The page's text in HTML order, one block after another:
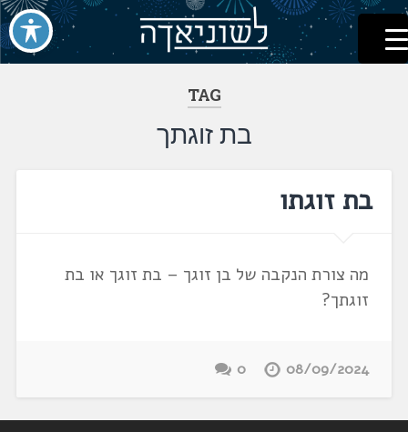
דלג
לתוכן
לשוניאדה
עברית. לשון. שפה
TAG
בת זוגתך
בת זוגתו
מה צורת הנקבה של בן זוגך – בת זוגך או בת
זוגתך?
08/09/2024
0